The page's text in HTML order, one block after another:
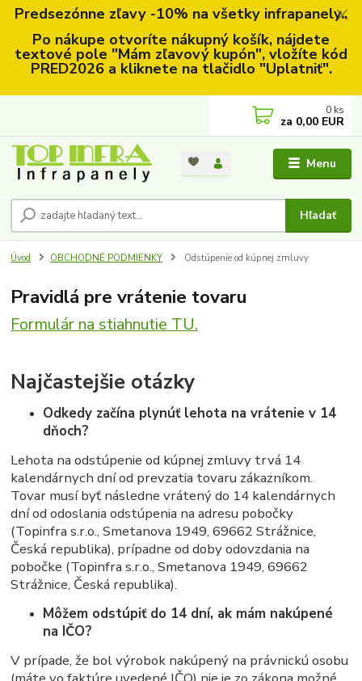
Predsezónne zľavy -10% na všetky infrapanely..
Po nákupe otvoríte nákupný košík, nájdete
textové pole "Mám zľavový kupón", vložíte kód
PRED2026 a kliknete na tlačidlo "Uplatniť".
Menu
Hľadať
0 ks
za 0,00 EUR
Úvod OBCHODNÉ PODMIENKY Odstúpenie od kúpnej zmluvy
Pravidlá pre vrátenie tovaru
Formulár na stiahnutie TU.
Najčastejšie otázky
Odkedy začína plynúť lehota na vrátenie v 14
dňoch?
Lehota na odstúpenie od kúpnej zmluvy trvá 14
kalendárnych dní od prevzatia tovaru zákazníkom.
Tovar musí byť následne vrátený do 14 kalendárnych
dní od odoslania odstúpenia na adresu pobočky
(Topinfra s.r.o., Smetanova 1949, 69662 Strážnice,
Česká republika), prípadne od doby odovzdania na
pobočke (Topinfra s.r.o., Smetanova 1949, 69662
Strážnice, Česká republika).
Môžem odstúpiť do 14 dní, ak mám nakúpené
na IČO?
V prípade, že bol výrobok nakúpený na právnickú osobu